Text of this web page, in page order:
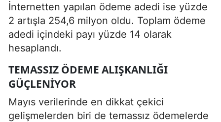
İnternetten yapılan ödeme adedi ise yüzde
2 artışla 254,6 milyon oldu. Toplam ödeme
adedi içindeki payı yüzde 14 olarak
hesaplandı.
TEMASSIZ ÖDEME ALIŞKANLIĞI
GÜÇLENIYOR
Mayıs verilerinde en dikkat çekici
gelişmelerden biri de temassız ödemelerde